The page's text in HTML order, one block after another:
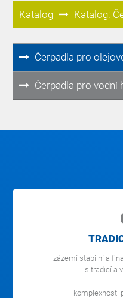
Katalog Katalog:
Čerpadla pro
Čerpadla pro vodní
zázemí stabilní a
s tradicí a
komplexnosti